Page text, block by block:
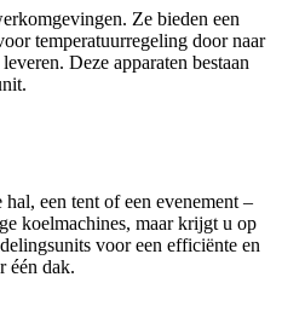
Ze bieden een
temperatuurregeling door naar
Deze apparaten bestaan
een tent of een evenement –
koelmachines, maar krijgt u op
voor een efficiënte en
één dak.